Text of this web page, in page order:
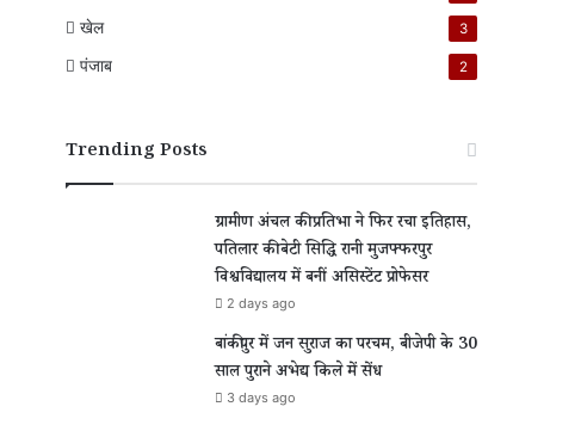
खेल 3
पंजाब 2
Trending Posts
ग्रामीण अंचल की प्रतिभा ने फिर रचा इतिहास,
पतिलार की बेटी सिद्धि रानी मुजफ्फरपुर
विश्वविद्यालय में बनीं असिस्टेंट प्रोफेसर
2 days ago
बांकीपुर में जन सुराज का परचम, बीजेपी के 30
साल पुराने अभेद्य किले में सेंध
3 days ago